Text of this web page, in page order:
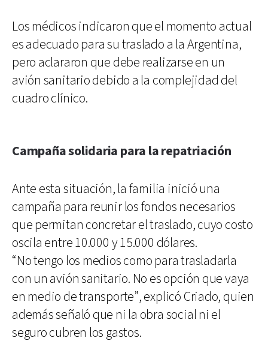
Los médicos indicaron que el momento actual
es adecuado para su traslado a la Argentina,
pero aclararon que debe realizarse en un
avión sanitario debido a la complejidad del
cuadro clínico.
Campaña solidaria para la repatriación
Ante esta situación, la familia inició una
campaña para reunir los fondos necesarios
que permitan concretar el traslado, cuyo costo
oscila entre 10.000 y 15.000 dólares.
“No tengo los medios como para trasladarla
con un avión sanitario. No es opción que vaya
en medio de transporte”, explicó Criado, quien
además señaló que ni la obra social ni el
seguro cubren los gastos.